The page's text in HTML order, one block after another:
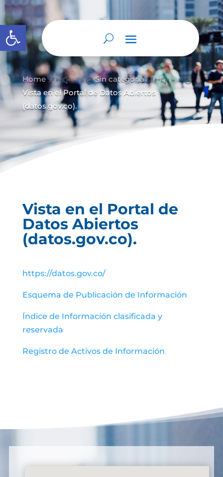
Abrir barra de herramientas
Home &#x39; Sin categoría &#x39;
Vista en el Portal de Datos Abiertos
(datos.gov.co).
Vista en el Portal de
Datos Abiertos
(datos.gov.co).
https://datos.gov.co/
Esquema de Publicación de Información
Índice de Información clasificada y
reservada
Registro de Activos de Información